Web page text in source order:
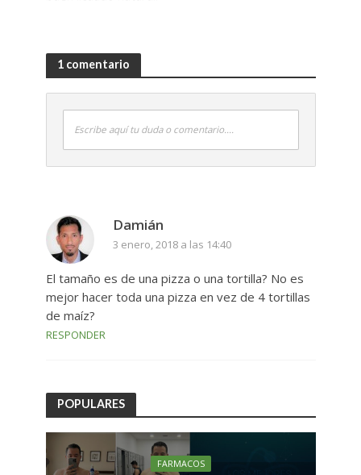
1 comentario
Escribe aquí tu duda o comentario....
Damián
3 enero, 2018 a las 14:40
El tamaño es de una pizza o una tortilla? No es
mejor hacer toda una pizza en vez de 4 tortillas
de maíz?
RESPONDER
POPULARES
FARMACOS